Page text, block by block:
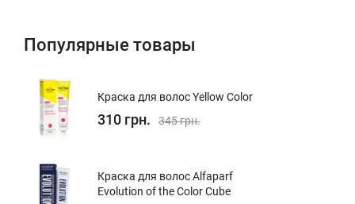
Популярные товары
Краска для волос Yellow Color
310 грн. 345 грн.
Краска для волос Alfaparf
Evolution of the Color Cube